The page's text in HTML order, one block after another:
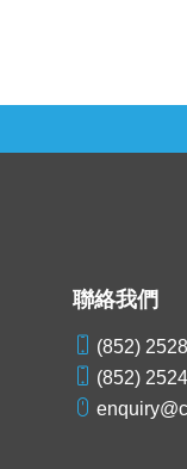
聯絡我們
(852)
(852)